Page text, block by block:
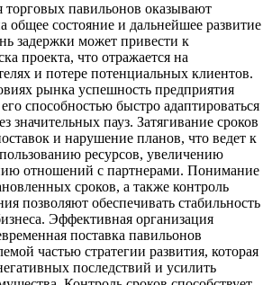
торговых павильонов оказывают
общее состояние и дальнейшее развитие
задержки может привести к
проекта, что отражается на
и потере потенциальных клиентов.
рынка успешность предприятия
способностью быстро адаптироваться
значительных пауз. Затягивание сроков
и нарушение планов, что ведет к
ресурсов, увеличению
отношений с партнерами. Понимание
сроков, а также контроль
позволяют обеспечивать стабильность
Эффективная организация
поставка павильонов
частью стратегии развития, которая
последствий и усилить